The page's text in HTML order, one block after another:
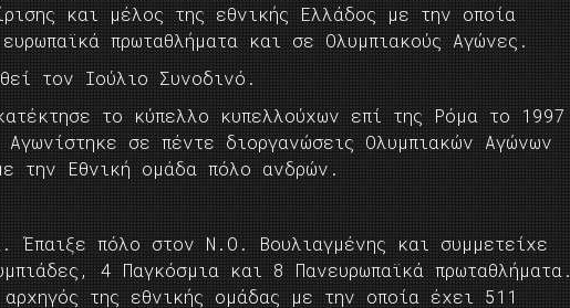
και μέλος της εθνικής Ελλάδος με την οποία
πρωταθλήματα και σε Ολυμπιακούς Αγώνες.
τον Ιούλιο Συνοδινό.
το κύπελλο κυπελλούχων επί της Ρόμα το 1997
σε πέντε διοργανώσεις Ολυμπιακών Αγώνων
την Εθνική ομάδα πόλο ανδρών.
Έπαιξε πόλο στον Ν.Ο. Βουλιαγμένης και συμμετείχε
4 Παγκόσμια και 8 Πανευρωπαϊκά πρωταθλήματα.
της εθνικής ομάδας με την οποία έχει 511